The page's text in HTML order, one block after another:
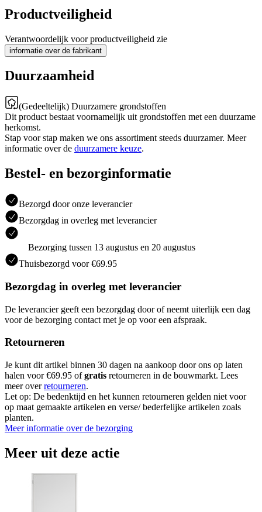
Productveiligheid
Verantwoordelijk voor productveiligheid zie
informatie over de fabrikant
Duurzaamheid
(Gedeeltelijk) Duurzamere grondstoffen
Dit product bestaat voornamelijk uit grondstoffen met een duurzame
herkomst.
Stap voor stap maken we ons assortiment steeds duurzamer. Meer
informatie over de duurzamere keuze.
Bestel- en bezorginformatie
Bezorgd door onze leverancier
Bezorgdag in overleg met leverancier
Bezorging tussen 13 augustus en 20 augustus
Thuisbezorgd voor €69.95
Bezorgdag in overleg met leverancier
De leverancier geeft een bezorgdag door of neemt uiterlijk een dag
voor de bezorging contact met je op voor een afspraak.
Retourneren
Je kunt dit artikel binnen 30 dagen na aankoop door ons op laten
halen voor €69.95 ofgratis retourneren in de bouwmarkt. Lees
meer overretourneren.
Let op: De bedenktijd en het kunnen retourneren gelden niet voor
op maat gemaakte artikelen en verse/ bederfelijke artikelen zoals
planten.
Meer informatie over de bezorging
Meer uit deze actie